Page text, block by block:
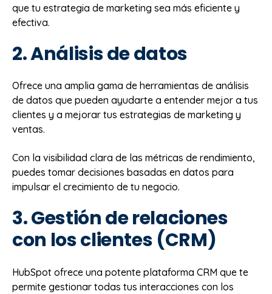
que tu estrategia de marketing sea más eficiente y
efectiva.
2. Análisis de datos
Ofrece una amplia gama de herramientas de análisis
de datos que pueden ayudarte a entender mejor a tus
clientes y a mejorar tus estrategias de marketing y
ventas.
Con la visibilidad clara de las métricas de rendimiento,
puedes tomar decisiones basadas en datos para
impulsar el crecimiento de tu negocio.
3. Gestión de relaciones
con los clientes (CRM)
HubSpot ofrece una potente plataforma CRM que te
permite gestionar todas tus interacciones con los